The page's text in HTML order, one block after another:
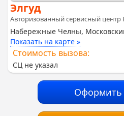
Элгуд
Авторизованный сервисный центр
Набережные Челны,
Показать на карте »
Стоимость вызова:
СЦ не указал
Оформить